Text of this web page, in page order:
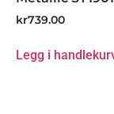
kr739.00
Legg i